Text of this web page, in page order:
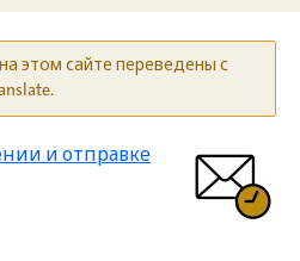
этом сайте переведены с
и отправке